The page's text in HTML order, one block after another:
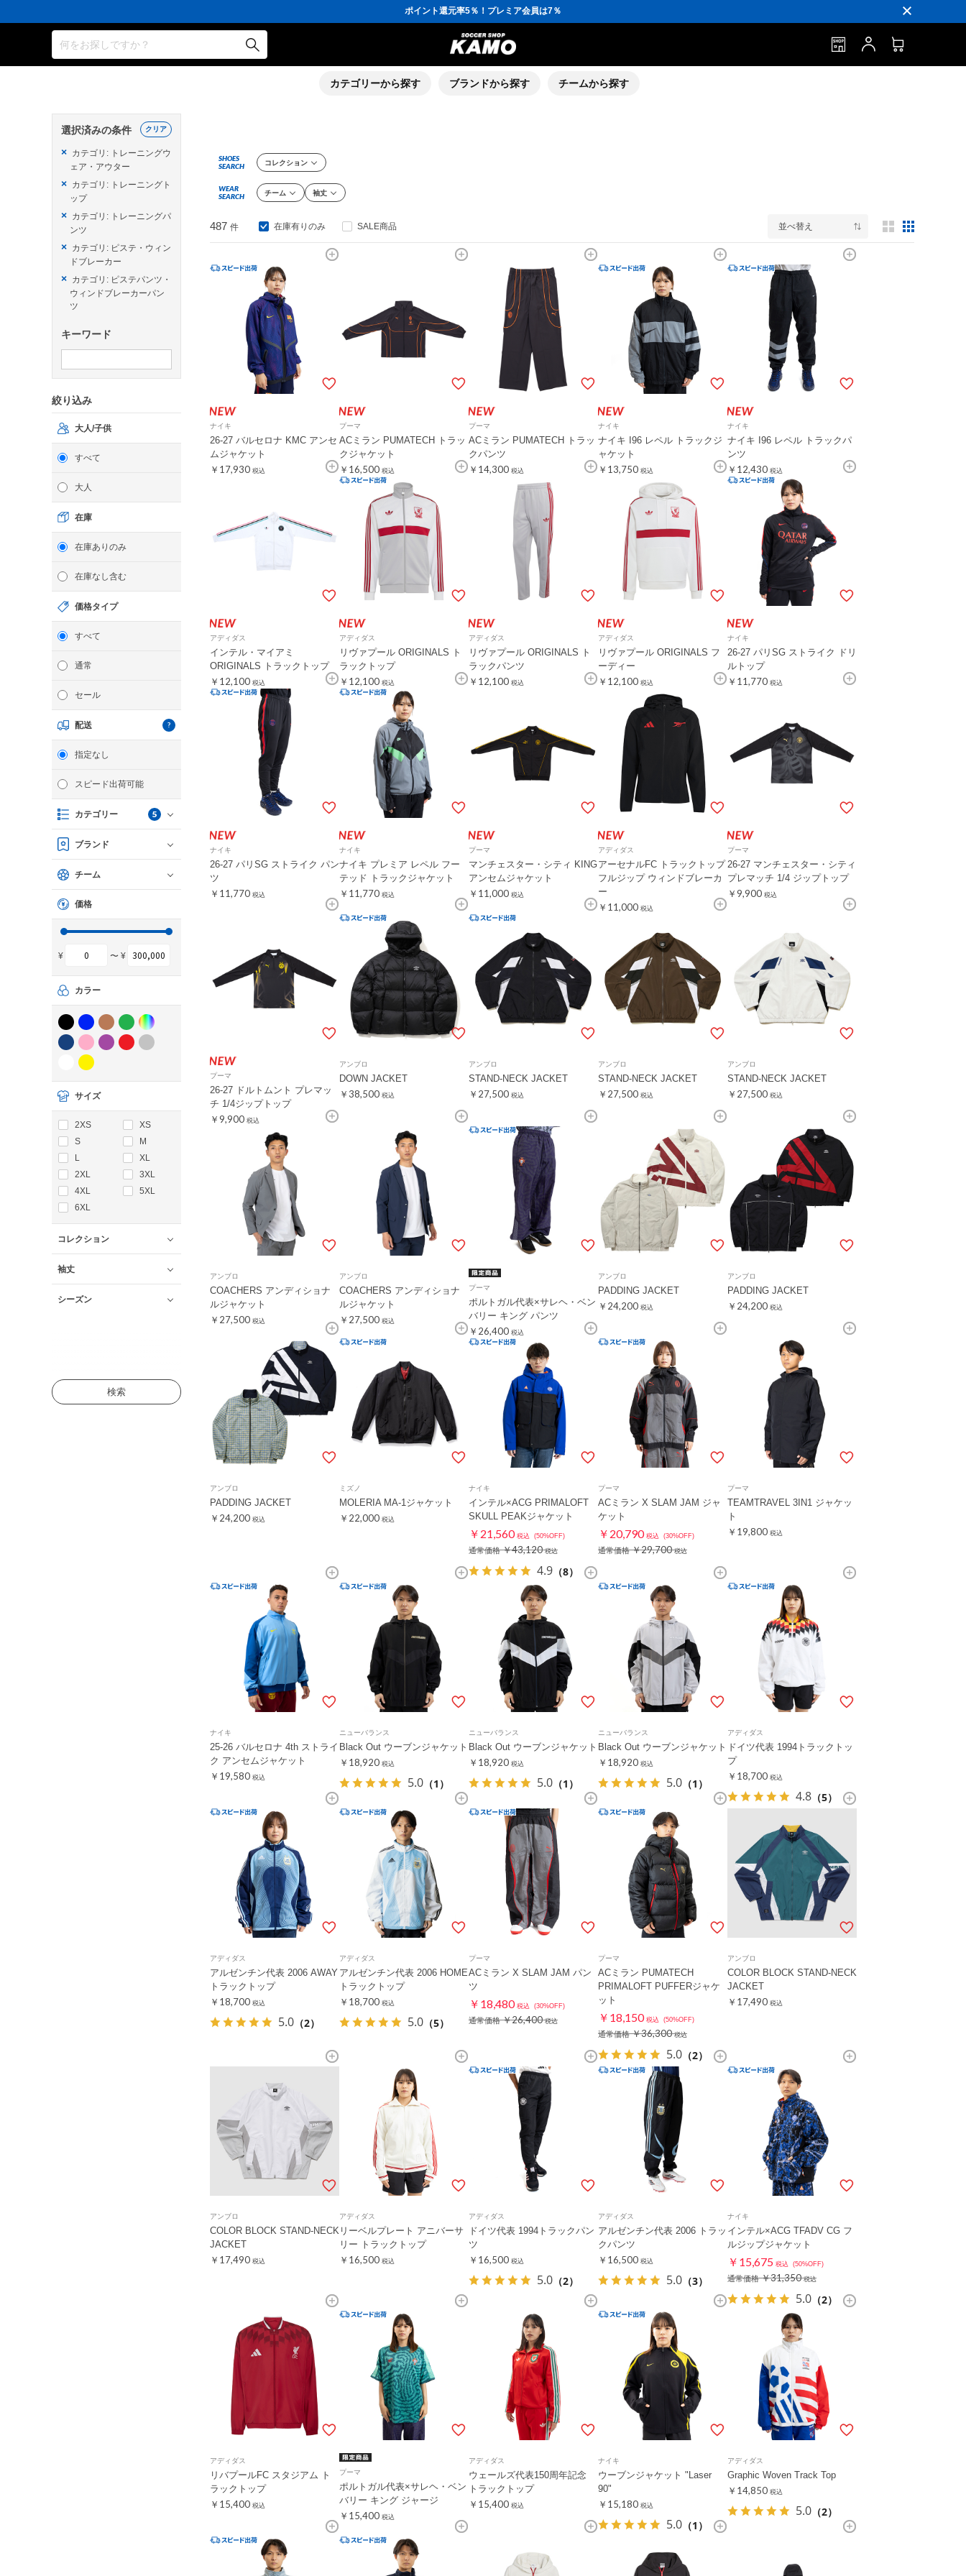
ポイント還元率5％！プレミア会員は7％
会員の方にはお誕生月に「10％OFFクーポン」プレゼント！
16,000円(税込)以上でシューズケースプレゼント！
3,300円(税込)以上で送料無料！
ポイント還元率5％！プレミア会員は7％
会員の方にはお誕生月に「10％OFFクーポン」プレゼント！
何をお探しですか？
カテゴリーから探す ブランドから探す チームから探す
検索
選択済みの条件
× カテゴリ: トレーニングウ
ェア・アウター
× カテゴリ: トレーニングト
ップ
× カテゴリ: トレーニングパ
ンツ
× カテゴリ: ピステ・ウィン
ドブレーカー
× カテゴリ: ピステパンツ・
ウィンドブレーカーパン
ツ
キーワード
クリア
絞り込み
大人/子供
すべて
大人
在庫
在庫ありのみ
在庫なし含む
価格タイプ
すべて
通常
セール
配送
指定なし
スピード出荷可能
カテゴリー 5
ブランド
チーム
価格
¥ 〜 ¥
カラー
サイズ
2XS
XS
S
M
L
XL
2XL
3XL
4XL
5XL
6XL
コレクション
袖丈
シーズン
SHOES
SEARCH
コレクション
WEAR
SEARCH
チーム 袖丈
487 件 在庫有りのみ SALE商品 並べ替え 3列表示
ナイキ
26-27 バルセロナ KMC アンセ
ムジャケット
￥17,930 税込
プーマ
ACミラン PUMATECH トラッ
クジャケット
￥16,500 税込
プーマ
ACミラン PUMATECH トラッ
クパンツ
￥14,300 税込
ナイキ
ナイキ I96 レペル トラックジ
ャケット
￥13,750 税込
ナイキ
ナイキ I96 レペル トラックパ
ンツ
￥12,430 税込
アディダス
インテル・マイアミ
ORIGINALS トラックトップ
￥12,100 税込
アディダス
リヴァプール ORIGINALS ト
ラックトップ
￥12,100 税込
アディダス
リヴァプール ORIGINALS ト
ラックパンツ
￥12,100 税込
アディダス
リヴァプール ORIGINALS フ
ーディー
￥12,100 税込
ナイキ
26-27 パリSG ストライク ドリ
ルトップ
￥11,770 税込
ナイキ
26-27 パリSG ストライク パン
ツ
￥11,770 税込
ナイキ
ナイキ プレミア レペル フー
テッド トラックジャケット
￥11,770 税込
プーマ
マンチェスター・シティ KING
アンセムジャケット
￥11,000 税込
アディダス
アーセナルFC トラックトップ
フルジップ ウィンドブレーカ
ー
￥11,000 税込
プーマ
26-27 マンチェスター・シティ
プレマッチ 1/4 ジップトップ
￥9,900 税込
プーマ
26-27 ドルトムント プレマッ
チ 1/4ジップトップ
￥9,900 税込
アンブロ
DOWN JACKET
￥38,500 税込
アンブロ
STAND-NECK JACKET
￥27,500 税込
アンブロ
STAND-NECK JACKET
￥27,500 税込
アンブロ
STAND-NECK JACKET
￥27,500 税込
アンブロ
COACHERS アンディショナ
ルジャケット
￥27,500 税込
アンブロ
COACHERS アンディショナ
ルジャケット
￥27,500 税込
プーマ
ポルトガル代表×サレヘ・ベン
バリー キング パンツ
￥26,400 税込
アンブロ
PADDING JACKET
￥24,200 税込
アンブロ
PADDING JACKET
￥24,200 税込
アンブロ
PADDING JACKET
￥24,200 税込
ミズノ
MOLERIA MA-1ジャケット
￥22,000 税込
ナイキ
インテル×ACG PRIMALOFT
SKULL PEAKジャケット
￥21,560 税込 (50%OFF)
通常価格￥43,120 税込
4.9 （8）
プーマ
ACミラン X SLAM JAM ジャ
ケット
￥20,790 税込 (30%OFF)
通常価格￥29,700 税込
プーマ
TEAMTRAVEL 3IN1 ジャケッ
ト
￥19,800 税込
ナイキ
25-26 バルセロナ 4th ストライ
ク アンセムジャケット
￥19,580 税込
ニューバランス
Black Out ウーブンジャケット
￥18,920 税込
5.0 （1）
ニューバランス
Black Out ウーブンジャケット
￥18,920 税込
5.0 （1）
ニューバランス
Black Out ウーブンジャケット
￥18,920 税込
5.0 （1）
アディダス
ドイツ代表 1994トラックトッ
プ
￥18,700 税込
4.8 （5）
アディダス
アルゼンチン代表 2006 AWAY
トラックトップ
￥18,700 税込
5.0 （2）
アディダス
アルゼンチン代表 2006 HOME
トラックトップ
￥18,700 税込
5.0 （5）
プーマ
ACミラン X SLAM JAM パン
ツ
￥18,480 税込 (30%OFF)
通常価格￥26,400 税込
プーマ
ACミラン PUMATECH
PRIMALOFT PUFFERジャケ
ット
￥18,150 税込 (50%OFF)
通常価格￥36,300 税込
5.0 （2）
アンブロ
COLOR BLOCK STAND-NECK
JACKET
￥17,490 税込
アンブロ
COLOR BLOCK STAND-NECK
JACKET
￥17,490 税込
アディダス
リーベルプレート アニバーサ
リー トラックトップ
￥16,500 税込
アディダス
ドイツ代表 1994トラックパン
ツ
￥16,500 税込
5.0 （2）
アディダス
アルゼンチン代表 2006 トラッ
クパンツ
￥16,500 税込
5.0 （3）
ナイキ
インテル×ACG TFADV CG フ
ルジップジャケット
￥15,675 税込 (50%OFF)
通常価格￥31,350 税込
5.0 （2）
アディダス
リバプールFC スタジアム ト
ラックトップ
￥15,400 税込
プーマ
ポルトガル代表×サレヘ・ベン
バリー キング ジャージ
￥15,400 税込
アディダス
ウェールズ代表150周年記念
トラックトップ
￥15,400 税込
ナイキ
ウーブンジャケット "Laser
90"
￥15,180 税込
5.0 （1）
アディダス
Graphic Woven Track Top
￥14,850 税込
5.0 （2）